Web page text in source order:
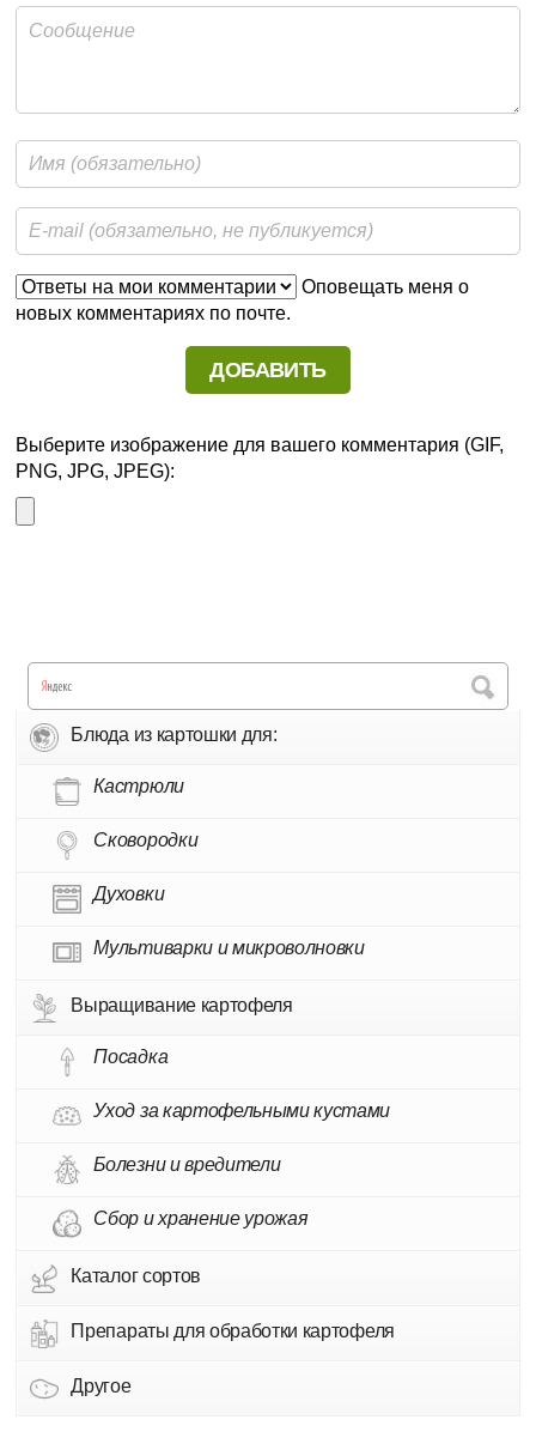
Оповещать меня о
новых комментариях по почте.
Выберите изображение для вашего комментария (GIF,
PNG, JPG, JPEG):
Блюда из картошки для:
Кастрюли
Сковородки
Духовки
Мультиварки и микроволновки
Выращивание картофеля
Посадка
Уход за картофельными кустами
Болезни и вредители
Сбор и хранение урожая
Каталог сортов
Препараты для обработки картофеля
Другое